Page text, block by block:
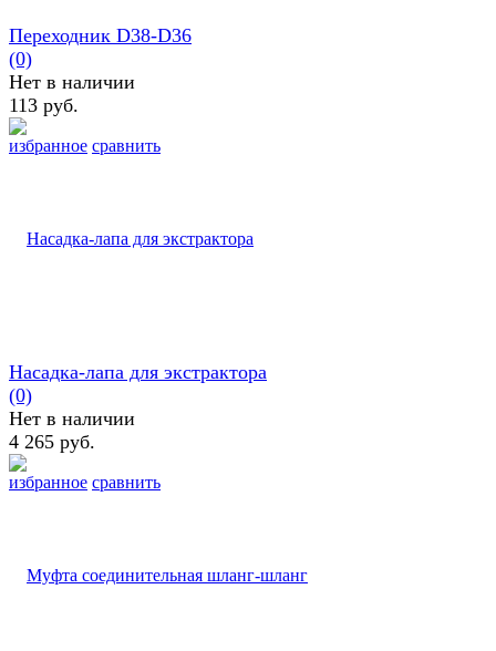
избранное сравнить
Переходник D38-D36
(0)
Нет в наличии
113 руб.
избранное сравнить
Насадка-лапа для экстрактора
(0)
Нет в наличии
4 265 руб.